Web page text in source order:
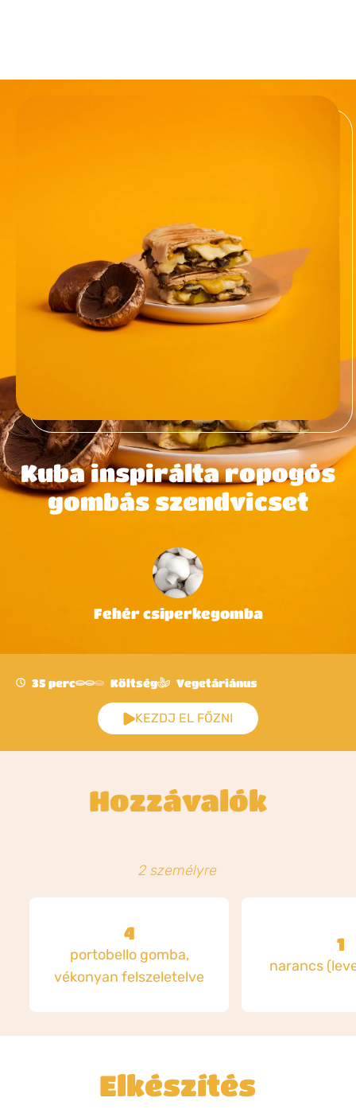
Kuba inspirálta ropogós
gombás szendvicset
Fehér csiperkegomba
35 perc Költség Vegetáriánus
KEZDJ EL FŐZNI
Hozzávalók
2 személyre
4
portobello gomba,
vékonyan felszeletelve
1
narancs
Elkészítés